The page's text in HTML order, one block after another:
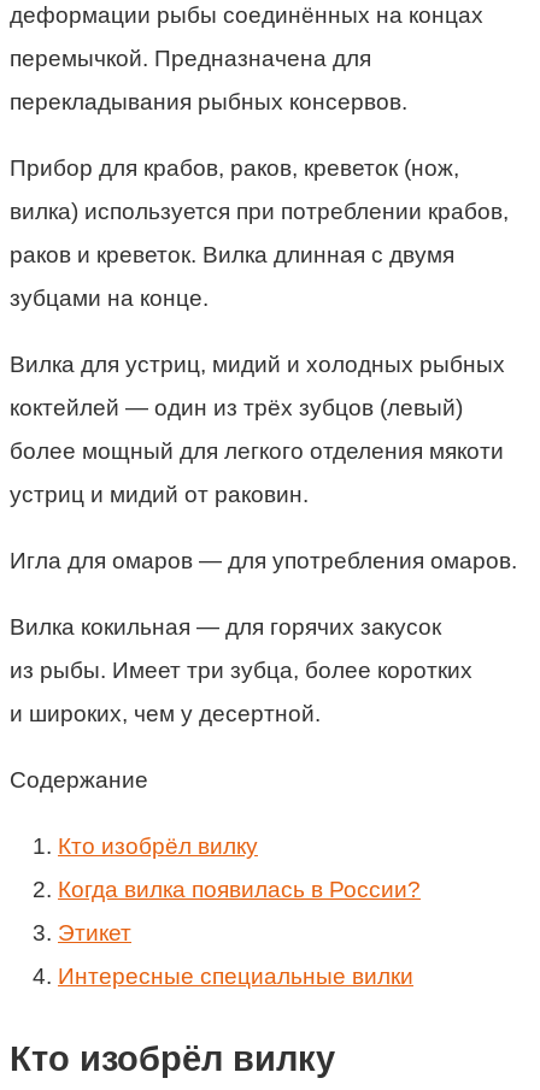
деформации рыбы соединённых на концах
перемычкой. Предназначена для
перекладывания рыбных консервов.
Прибор для крабов, раков, креветок (нож,
вилка) используется при потреблении крабов,
раков и креветок. Вилка длинная с двумя
зубцами на конце.
Вилка для устриц, мидий и холодных рыбных
коктейлей — один из трёх зубцов (левый)
более мощный для легкого отделения мякоти
устриц и мидий от раковин.
Игла для омаров — для употребления омаров.
Вилка кокильная — для горячих закусок
из рыбы. Имеет три зубца, более коротких
и широких, чем у десертной.
Содержание
Кто изобрёл вилку
Когда вилка появилась в России?
Этикет
Интересные специальные вилки
Кто изобрёл вилку